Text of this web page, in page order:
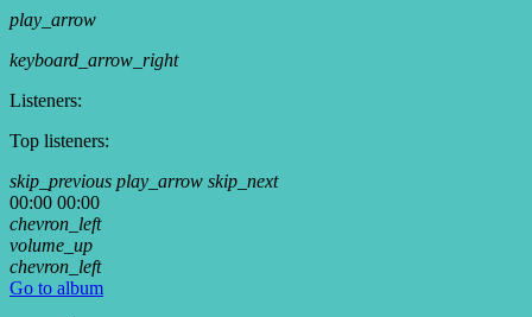
play_arrow
keyboard_arrow_right
Listeners:
Top listeners:
skip_previous play_arrow skip_next
00:00 00:00
chevron_left
volume_up
chevron_left
Go to album